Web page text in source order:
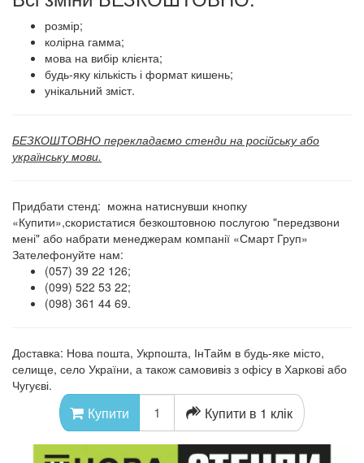
розмір;
колірна гамма;
мова на вибір клієнта;
будь-яку кількість і формат кишень;
унікальний зміст.
БЕЗКОШТОВНО перекладаємо стенди на російську або
українську мови.
Придбати стенд: можна натиснувши кнопку
«Купити»,скористатися безкоштовною послугою "передзвони
мені" або набрати менеджерам компанії «Смарт Груп»
Зателефонуйте нам:
(057) 39 22 126;
(099) 522 53 22;
(098) 361 44 69.
Доставка: Нова пошта, Укрпошта, ІнТайм в будь-яке місто,
селище, село України, а також самовивіз з офісу в Харкові або
Чугуєві.
Купити Купити в 1 клік